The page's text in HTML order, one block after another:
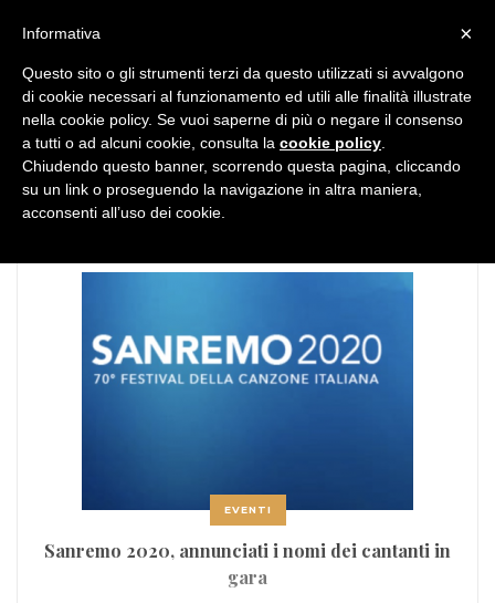
TAG: Amadeus
EVENTI
Sanremo 2020, annunciati i nomi dei cantanti in
gara
×
Informativa
Questo sito o gli strumenti terzi da questo utilizzati si avvalgono
di cookie necessari al funzionamento ed utili alle finalità illustrate
nella cookie policy. Se vuoi saperne di più o negare il consenso
a tutti o ad alcuni cookie, consulta la cookie policy
Chiudendo questo banner, scorrendo questa pagina, cliccando
su un link o proseguendo la navigazione in altra maniera,
acconsenti all’uso dei cookie.